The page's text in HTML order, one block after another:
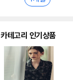
카테고리 인기상품